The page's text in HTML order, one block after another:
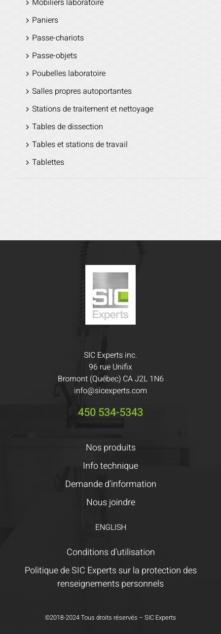
Mobiliers laboratoire
Paniers
Passe-chariots
Passe-objets
Poubelles laboratoire
Salles propres autoportantes
Stations de traitement et nettoyage
Tables de dissection
Tables et stations de travail
Tablettes
SIC Experts inc.
96 rue Unifix
Bromont (Québec) CA J2L 1N6
info@sicexperts.com
450 534-5343
Nos produits
Info technique
Demande d’information
Nous joindre
ENGLISH
Conditions d’utilisation
Politique de SIC Experts sur la protection des
renseignements personnels
©2018-2024 Tous droits réservés – SIC Experts